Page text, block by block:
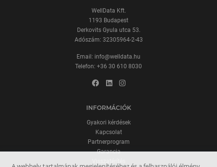
WellData Kft.
1193 Budapest
Derkovits Gyula utca 53.
Adószám: 32305964-2-43
Email: info@welldata.hu
Telefon: +36 30 610 8030
INFORMÁCIÓK
Gyakori kérdések
Kapcsolat
Partnerprogram
Garancia